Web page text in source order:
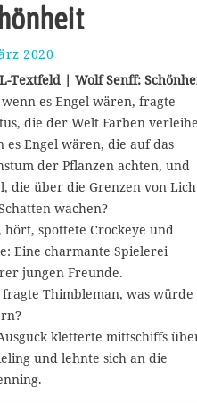
2020
5
.
M
a
i
2
2
0
Textfeld | Wolf Senff:
es Engel wären, fragte
die der Welt Farben
es Engel wären, die auf das
der Pflanzen achten, und
die über die Grenzen von
wachen?
hört, spottete Crockeye und
Eine charmante Spielerei
jungen Freunde.
fragte Thimbleman, was würde
kletterte mittschiffs
und lehnte sich an die